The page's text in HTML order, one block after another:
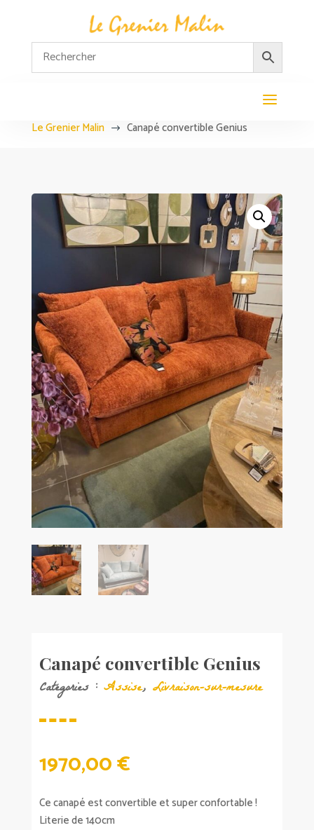
Le Grenier Malin $ Canapé convertible Genius
Canapé convertible Genius
Catégories : Assise, Livraison-sur-mesure
1970,00€
Ce canapé est convertible et super confortable !
Literie de 140cm